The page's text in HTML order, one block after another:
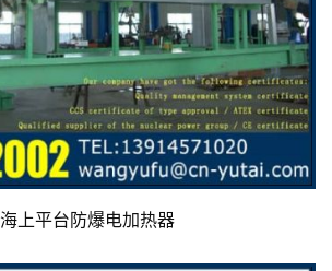
海上平台防爆电加热器